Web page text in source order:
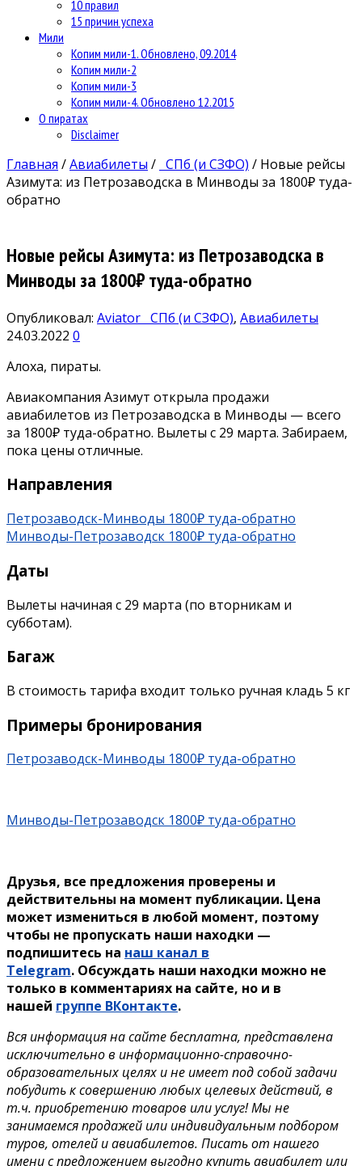
10 правил
15 причин успеха
Мили
Копим мили-1. Обновлено, 09.2014
Копим мили-2
Копим мили-3
Копим мили-4. Обновлено 12.2015
О пиратах
Disclaimer
Главная /Авиабилеты / СПб (и СЗФО) / Новые рейсы
Азимута: из Петрозаводска в Минводы за 1800₽ туда-
обратно
Новые рейсы Азимута: из Петрозаводска в
Минводы за 1800₽ туда-обратно
Опубликовал: Aviator СПб (и СЗФО), Авиабилеты
24.03.2022 0
Алоха, пираты.
Авиакомпания Азимут открыла продажи
авиабилетов из Петрозаводска в Минводы — всего
за 1800₽ туда-обратно. Вылеты с 29 марта. Забираем,
пока цены отличные.
Направления
Петрозаводск-Минводы 1800₽ туда-обратно
Минводы-Петрозаводск 1800₽ туда-обратно
Даты
Вылеты начиная с 29 марта (по вторникам и
субботам).
Багаж
В стоимость тарифа входит только ручная кладь 5 кг
Примеры бронирования
Петрозаводск-Минводы 1800₽ туда-обратно
Минводы-Петрозаводск 1800₽ туда-обратно
Друзья, все предложения проверены и
действительны на момент публикации. Цена
может измениться в любой момент, поэтому
чтобы не пропускать наши находки —
подпишитесь на наш канал в
Telegram. Обсуждать наши находки можно не
только в комментариях на сайте, но и в
нашей группе ВКонтакте.
Вся информация на сайте бесплатна, представлена
исключительно в информационно-справочно-
образовательных целях и не имеет под собой задачи
побудить к совершению любых целевых действий, в
т.ч. приобретению товаров или услуг! Мы не
занимаемся продажей или индивидуальным подбором
туров, отелей и авиабилетов. Писать от нашего
имени с предложением выгодно купить авиабилет или